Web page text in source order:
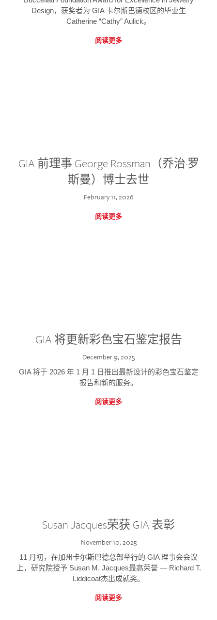
Design，获奖者为 GIA 卡尔斯巴德校区的毕业生
Catherine “Cathy” Aulick。
阅读更多
GIA 前理事 George Rossman（乔治·罗
斯曼）博士去世
February 11, 2026
阅读更多
GIA 将更新彩色宝石鉴定报告
December 9, 2025
GIA 将于 2026 年 1 月 1 日推出最新设计的彩色宝石鉴定
报告和新的服务。
阅读更多
Susan Jacques荣获 GIA 表彰
November 10, 2025
11 月初，在加州卡尔斯巴德总部举行的 GIA 理事会会议
上，研究院授予 Susan M. Jacques最高荣誉 — Richard T.
Liddicoat杰出成就奖。
阅读更多